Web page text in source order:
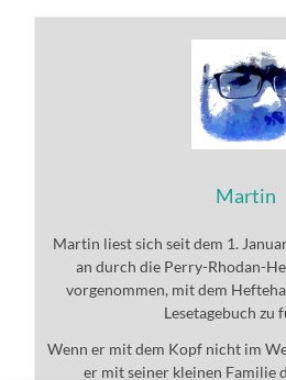
Martin
Martin liest sich seit dem 1.
an durch die Perry-Rhodan-
vorgenommen, mit dem
Lesetagebuch zu
Wenn er mit dem Kopf nicht im
er mit seiner kleinen Familie